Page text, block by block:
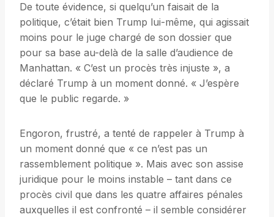
De toute évidence, si quelqu’un faisait de la
politique, c’était bien Trump lui-même, qui agissait
moins pour le juge chargé de son dossier que
pour sa base au-delà de la salle d’audience de
Manhattan. « C’est un procès très injuste », a
déclaré Trump à un moment donné. « J’espère
que le public regarde. »
Engoron, frustré, a tenté de rappeler à Trump à
un moment donné que « ce n’est pas un
rassemblement politique ». Mais avec son assise
juridique pour le moins instable – tant dans ce
procès civil que dans les quatre affaires pénales
auxquelles il est confronté – il semble considérer